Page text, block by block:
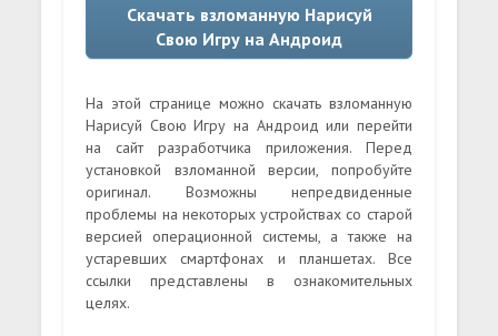
Скачать взломанную Нарисуй
Свою Игру на Андроид
На этой странице можно скачать взломанную
Нарисуй Свою Игру на Андроид или перейти
на сайт разработчика приложения. Перед
установкой взломанной версии, попробуйте
оригинал. Возможны непредвиденные
проблемы на некоторых устройствах со старой
версией операционной системы, а также на
устаревших смартфонах и планшетах. Все
ссылки представлены в ознакомительных
целях.